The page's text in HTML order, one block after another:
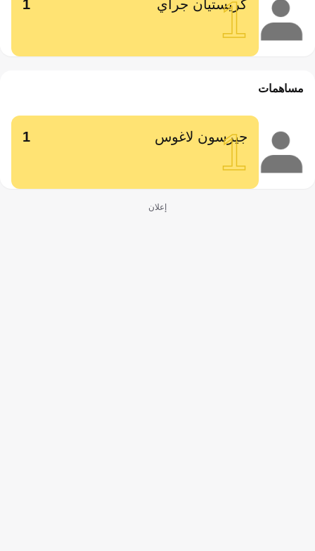
1
كريستيان جراي 1
مساهمات
1
جيرسون لاغوس 1
إعلان